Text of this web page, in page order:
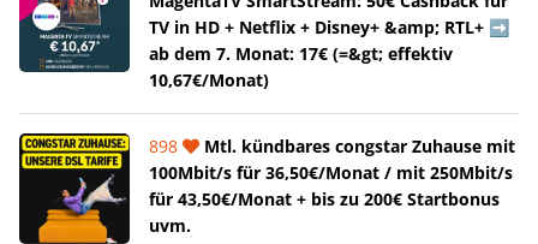
TV in HD + Netflix + Disney+ &amp; RTL+ ➡️
ab dem 7. Monat: 17€ (=&gt; effektiv
10,67€/Monat)
898
Mtl. kündbares congstar Zuhause mit
100Mbit/s für 36,50€/Monat / mit 250Mbit/s
für 43,50€/Monat + bis zu 200€ Startbonus
uvm.